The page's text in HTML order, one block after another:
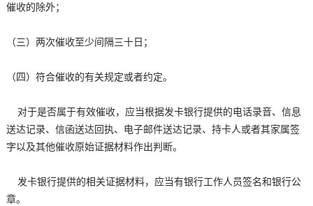
催收的除外；
（三）两次催收至少间隔三十日；
（四）符合催收的有关规定或者约定。
对于是否属于有效催收，应当根据发卡银行提供的电话录音、信息
送达记录、信函送达回执、电子邮件送达记录、持卡人或者其家属签
字以及其他催收原始证据材料作出判断。
发卡银行提供的相关证据材料，应当有银行工作人员签名和银行公
章。